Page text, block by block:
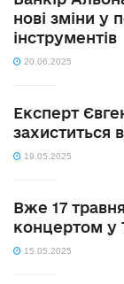
нові зміни у
інструментів
20.06.2025
Експерт
захиститься
19.05.2025
Вже 17
концертом у
15.05.2025